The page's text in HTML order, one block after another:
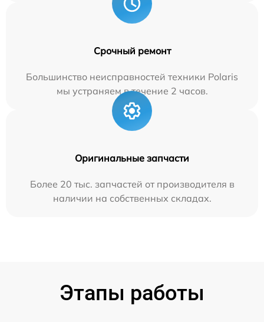
Срочный ремонт
Большинство неисправностей техники Polaris
мы устраняем в течение 2 часов.
Оригинальные запчасти
Более 20 тыс. запчастей от производителя в
наличии на собственных складах.
Этапы работы